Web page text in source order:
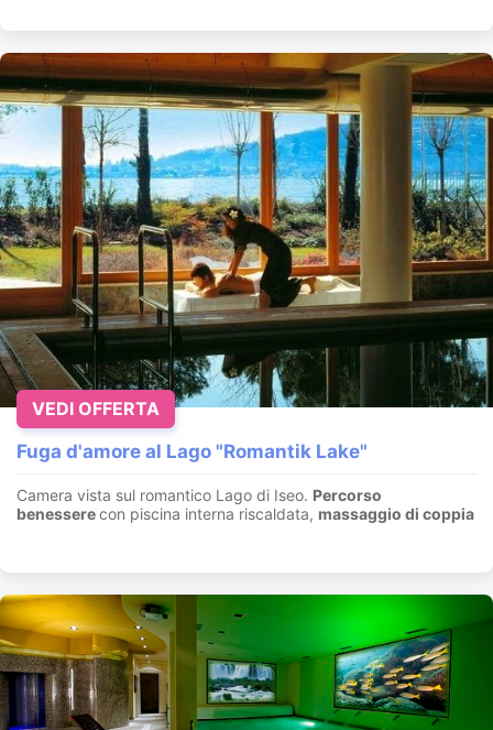
Fuga d'amore al Lago "Romantik Lake"
Camera vista sul romantico Lago di Iseo. Percorso
benesserecon piscina interna riscaldata, massaggio di coppia
VEDI OFFERTA